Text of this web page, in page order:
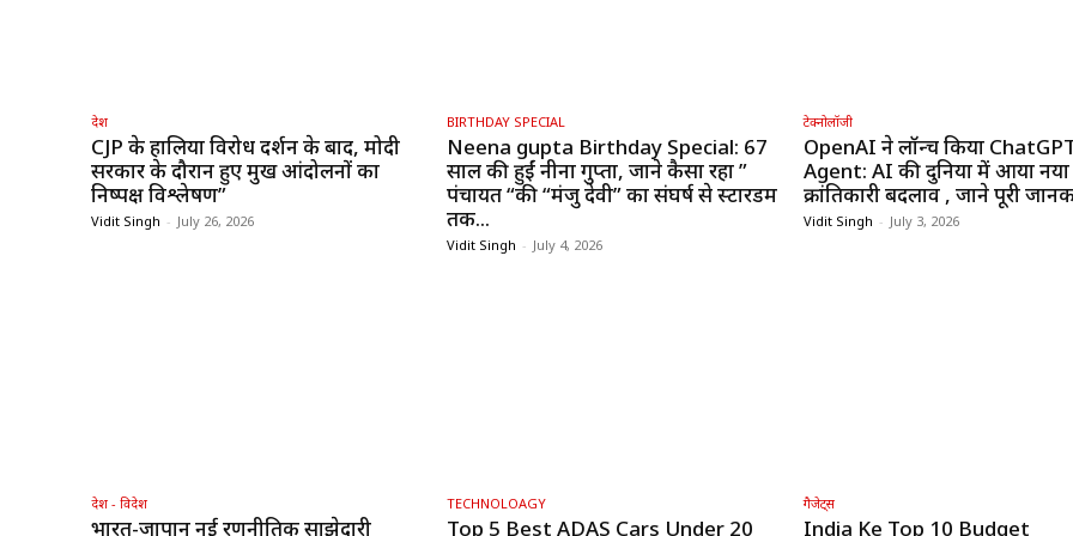
देश
CJP के हालिया विरोध प्रदर्शन के बाद, मोदी
सरकार के दौरान हुए प्रमुख आंदोलनों का
निष्पक्ष विश्लेषण”
Vidit Singh - July 26, 2026
BIRTHDAY SPECIAL
Neena gupta Birthday Special: 67
साल की हुईं नीना गुप्ता, जाने कैसा रहा ”
पंचायत “की “मंजु देवी” का संघर्ष से स्टारडम
तक...
Vidit Singh - July 4, 2026
टेक्नोलॉजी
OpenAI ने लॉन्च किया
Agent: AI की दुनिया में आया नया
क्रांतिकारी बदलाव , जाने पूरी
Vidit Singh - July 3, 2026
देश - विदेश
भारत-जापान नई रणनीतिक साझेदारी
TECHNOLOAGY
Top 5 Best ADAS Cars Under ₹20
गैजेट्स
India Ke Top 10 Budget